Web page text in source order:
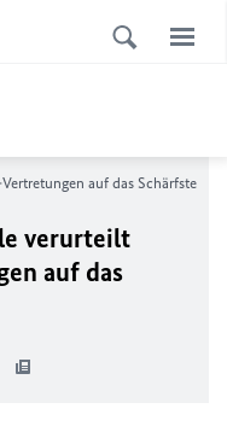
auf das Schärfste
verurteilt
auf das